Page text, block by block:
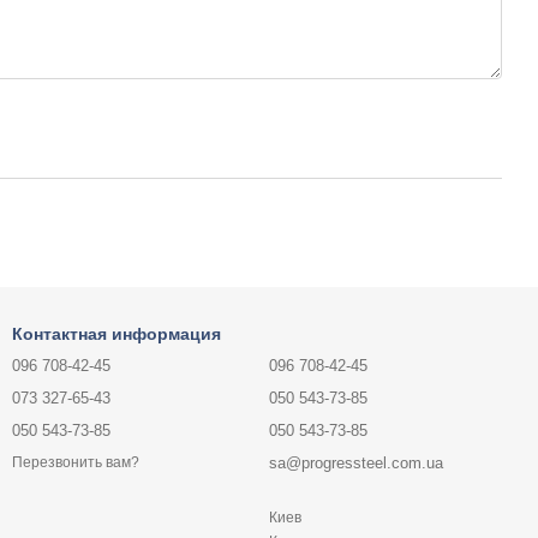
Контактная информация
096 708-42-45
073 327-65-43
050 543-73-85
Перезвонить вам?
096 708-42-45
050 543-73-85
050 543-73-85
sa@progressteel.com.ua
Киев